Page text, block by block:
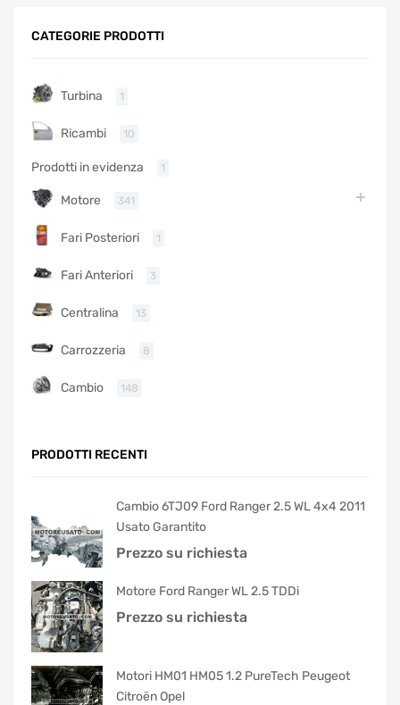
CATEGORIE PRODOTTI
Turbina 1
Ricambi 10
Prodotti in evidenza 1
Motore 341
Fari Posteriori 1
Fari Anteriori 3
Centralina 13
Carrozzeria 8
Cambio 148
PRODOTTI RECENTI
Cambio 6TJ09 Ford Ranger 2.5 WL 4x4 2011
Usato Garantito
Prezzo su richiesta
Motore Ford Ranger WL 2.5 TDDi
Prezzo su richiesta
Motori HM01 HM05 1.2 PureTech Peugeot
Citroën Opel